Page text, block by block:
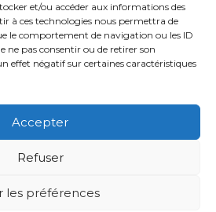
et/ou accéder aux informations des
à ces technologies nous permettra de
le comportement de navigation ou les ID
ne pas consentir ou de retirer son
effet négatif sur certaines caractéristiques
Accepter
Refuser
les préférences
– RGPD
9 avenue Saint-Remy - 57600 FORBACH -